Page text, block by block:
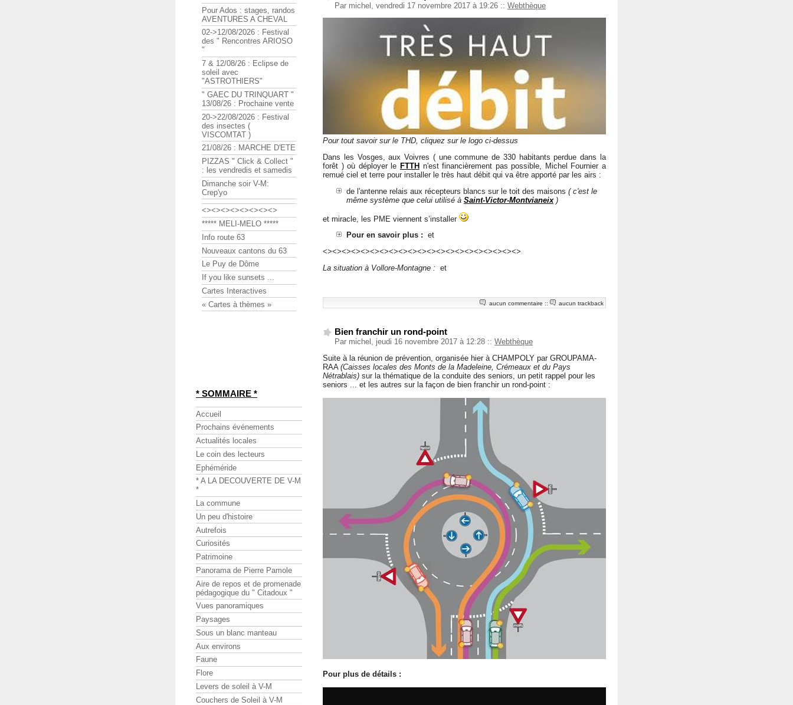
Par michel, vendredi 17 novembre 2017 à 19:26 :: Webthèque
Pour tout savoir sur le THD, cliquez sur le logo ci-dessus
Dans les Vosges, aux Voivres ( une commune de 330 habitants perdue dans la
forêt ) où déployer le FTTH n'est financièrement pas possible, Michel Fournier a
remué ciel et terre pour installer le très haut débit qui va être apporté par les airs :
de l'antenne relais aux récepteurs blancs sur le toit des maisons ( c'est le
même système que celui utilisé à Saint-Victor-Montvianeix)
et miracle, les PME viennent s’installer
Pour en savoir plus : et
<><><><><><><><><><><><><><><><><><><><><>
La situation à Vollore-Montagne : et
aucun commentaire :: aucun trackback
Bien franchir un rond-point
Par michel, jeudi 16 novembre 2017 à 12:28 :: Webthèque
Suite à la réunion de prévention, organisée hier à CHAMPOLY par GROUPAMA-
RAA (Caisses locales des Monts de la Madeleine, Crémeaux et du Pays
Nétrablais) sur la thématique de la conduite des seniors, un petit rappel pour les
seniors ... et les autres sur la façon de bien franchir un rond-point :
Pour plus de détails :
Pour Ados : stages, randos
AVENTURES A CHEVAL
02->12/08/2026 : Festival
des " Rencontres ARIOSO
"
7 & 12/08/26 : Eclipse de
soleil avec
"ASTROTHIERS"
" GAEC DU TRINQUART "
13/08/26 : Prochaine vente
20->22/08/2026 : Festival
des insectes (
VISCOMTAT )
21/08/26 : MARCHE D'ETE
PIZZAS " Click & Collect "
: les vendredis et samedis
Dimanche soir V-M:
Crep'yo
<><><><><><><><>
***** MELI-MELO *****
Info route 63
Nouveaux cantons du 63
Le Puy de Dôme
If you like sunsets ...
Cartes Interactives
« Cartes à thèmes »
* SOMMAIRE *
Accueil
Prochains événements
Actualités locales
Le coin des lecteurs
Ephéméride
* A LA DECOUVERTE DE V-M
*
La commune
Un peu d'histoire
Autrefois
Curiosités
Patrimoine
Panorama de Pierre Pamole
Aire de repos et de promenade
pédagogique du " Citadoux "
Vues panoramiques
Paysages
Sous un blanc manteau
Aux environs
Faune
Flore
Levers de soleil à V-M
Couchers de Soleil à V-M